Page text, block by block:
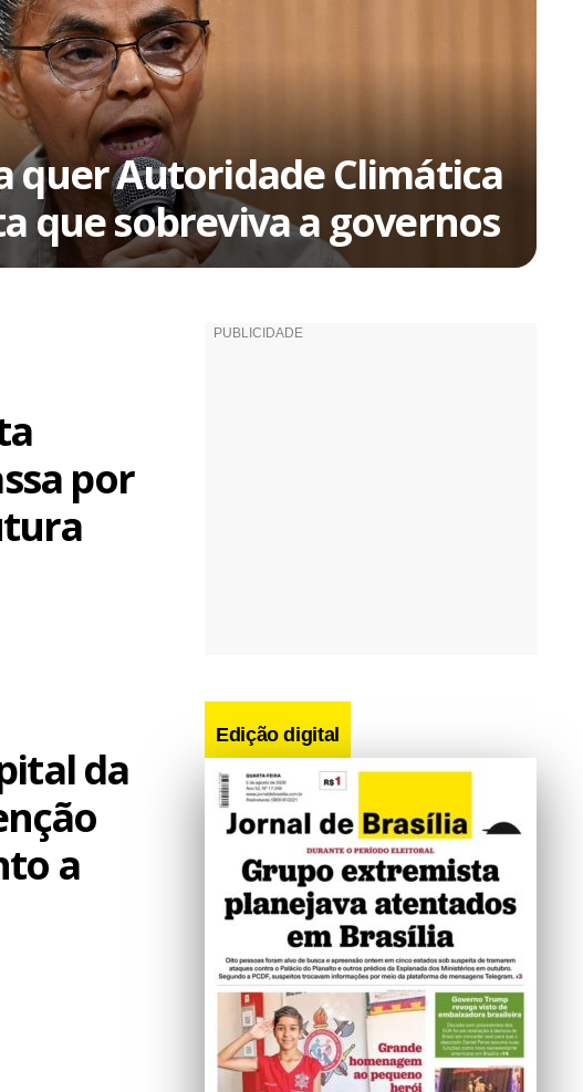
quer Autoridade Climática
que sobreviva a governos
por
da
a
Edição digital